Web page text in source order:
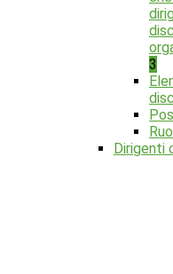
3
Dirigenti